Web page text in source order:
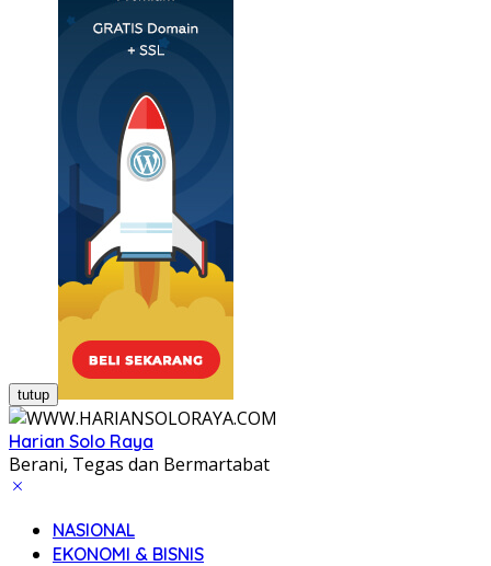
tutup
Harian Solo Raya
Berani, Tegas dan Bermartabat
NASIONAL
EKONOMI & BISNIS